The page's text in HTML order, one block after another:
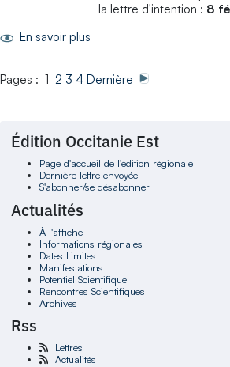
la lettre d'intention : 8
En savoir plus
Pages : 1 2 3 4 Dernière
Édition Occitanie Est
Page d'accueil de l'édition régionale
Dernière lettre envoyée
S'abonner/se désabonner
Actualités
À l'affiche
Informations régionales
Dates Limites
Manifestations
Potentiel Scientifique
Rencontres Scientifiques
Archives
Rss
Lettres
Actualités